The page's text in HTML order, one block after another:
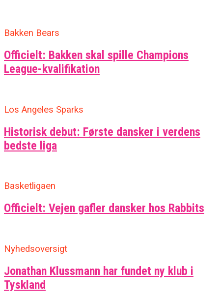
Bakken Bears
Officielt: Bakken skal spille Champions
League-kvalifikation
Los Angeles Sparks
Historisk debut: Første dansker i verdens
bedste liga
Basketligaen
Officielt: Vejen gafler dansker hos Rabbits
Nyhedsoversigt
Jonathan Klussmann har fundet ny klub i
Tyskland